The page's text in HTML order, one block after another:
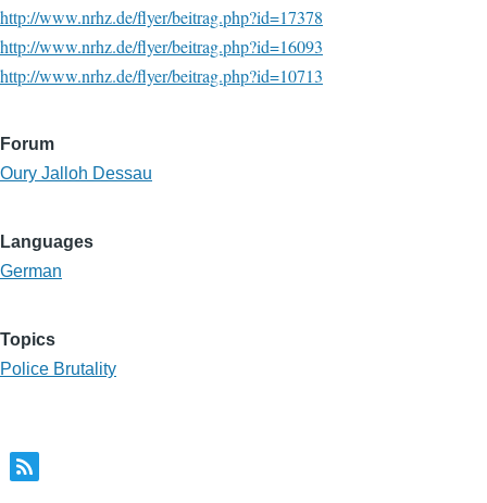
http://www.nrhz.de/flyer/beitrag.php?id=17378
http://www.nrhz.de/flyer/beitrag.php?id=16093
http://www.nrhz.de/flyer/beitrag.php?id=10713
Forum
Oury Jalloh Dessau
Languages
German
Topics
Police Brutality